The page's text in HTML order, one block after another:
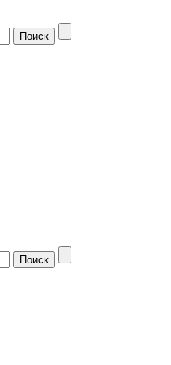
Поиск
Поиск